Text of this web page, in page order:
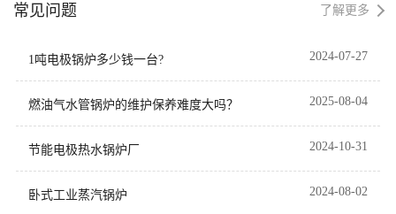
常见问题 了解更多
1吨电极锅炉多少钱一台? 2024-07-27
燃油气水管锅炉的维护保养难度大吗？ 2025-08-04
节能电极热水锅炉厂 2024-10-31
卧式工业蒸汽锅炉 2024-08-02